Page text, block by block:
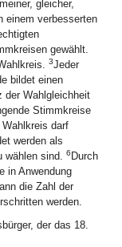
gleicher,
einem verbesserten
gewählt.
3Jeder
bildet einen
der Wahlgleichheit
Stimmkreise
Wahlkreis darf
werden als
wählen sind. 6 Durch
in Anwendung
die Zahl der
werden.
der das 18.